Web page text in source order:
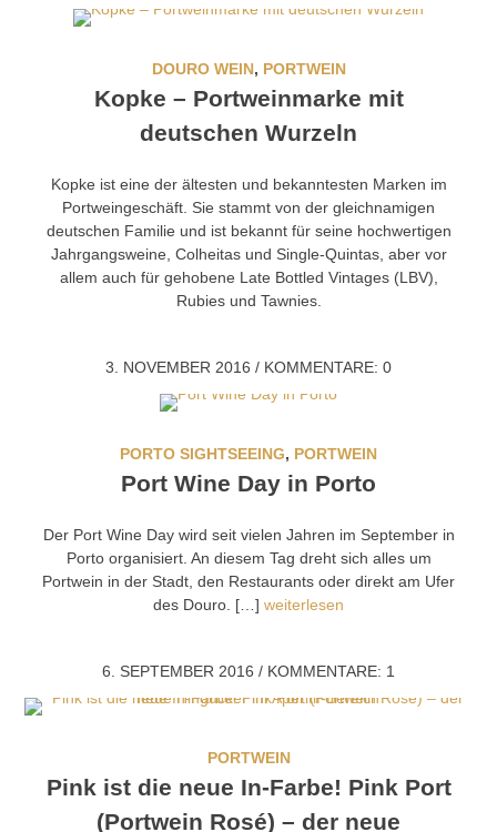
DOURO WEIN, PORTWEIN
Kopke – Portweinmarke mit
deutschen Wurzeln
Kopke ist eine der ältesten und bekanntesten Marken im
Portweingeschäft. Sie stammt von der gleichnamigen
deutschen Familie und ist bekannt für seine hochwertigen
Jahrgangsweine, Colheitas und Single-Quintas, aber vor
allem auch für gehobene Late Bottled Vintages (LBV),
Rubies und Tawnies.
3. NOVEMBER 2016 / KOMMENTARE: 0
PORTO SIGHTSEEING, PORTWEIN
Port Wine Day in Porto
Der Port Wine Day wird seit vielen Jahren im September in
Porto organisiert. An diesem Tag dreht sich alles um
Portwein in der Stadt, den Restaurants oder direkt am Ufer
des Douro. […] weiterlesen
6. SEPTEMBER 2016 / KOMMENTARE: 1
PORTWEIN
Pink ist die neue In-Farbe! Pink Port
(Portwein Rosé) – der neue